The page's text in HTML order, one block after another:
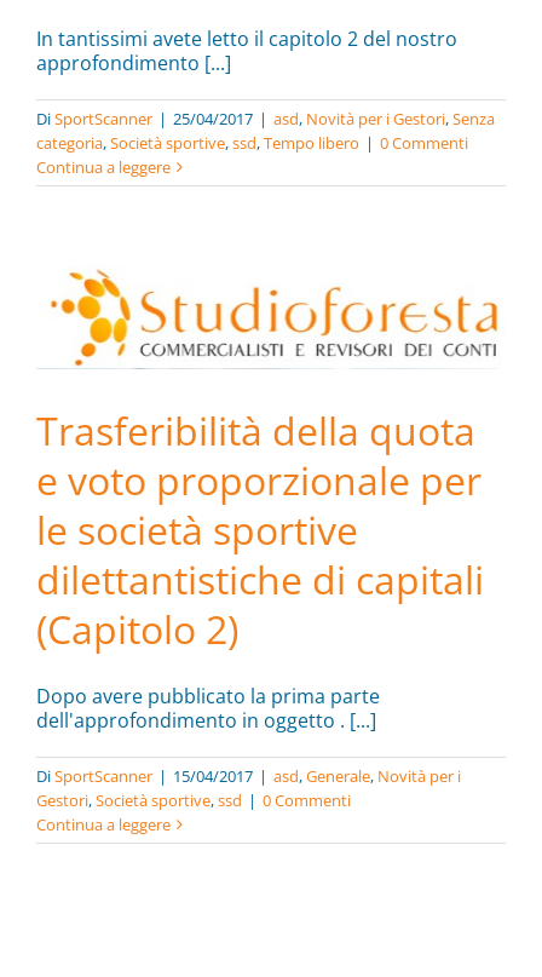
In tantissimi avete letto il capitolo 2 del nostro
approfondimento [...]
DiSportScanner | 25/04/2017 | asd, Novità per i Gestori,Senza
categoria,Società sportive,ssd,Tempo libero | 0 Commenti
Continua a leggere
Trasferibilità della quota
e voto proporzionale per
le società sportive
dilettantistiche di capitali
(Capitolo 2)
Dopo avere pubblicato la prima parte
dell'approfondimento in oggetto . [...]
DiSportScanner | 15/04/2017 | asd,Generale, Novità per i
Gestori,Società sportive,ssd | 0 Commenti
Continua a leggere